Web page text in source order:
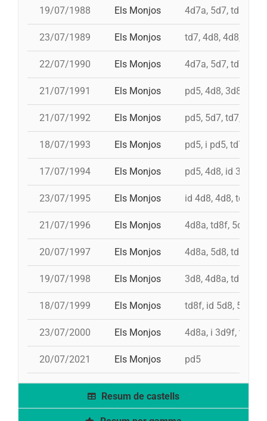
19/07/1988 Els Monjos 4d7a, 5d7, td8fc, i
23/07/1989 Els Monjos td7, 4d8, 4d8, 3d8
22/07/1990 Els Monjos 4d7a, 5d7, td7,
21/07/1991 Els Monjos pd5, 4d8, 3d8, td8f
21/07/1992 Els Monjos pd5, 5d7, td7, 3d8c
18/07/1993 Els Monjos pd5, i pd5, td7,
17/07/1994 Els Monjos pd5, 4d8, id 3d8,
23/07/1995 Els Monjos id 4d8, 4d8, td7,
21/07/1996 Els Monjos 4d8a, td8f, 5d8c,
20/07/1997 Els Monjos 4d8a, 5d8, td8f, id
19/07/1998 Els Monjos 3d8, 4d8a, td8f,
18/07/1999 Els Monjos td8f, id 5d8, 5d8c,
23/07/2000 Els Monjos 4d8a, i 3d9f, td8f,
20/07/2021 Els Monjos pd5
Resum de castells